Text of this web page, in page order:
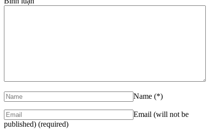
Name (*)
Email (will not be
published) (required)